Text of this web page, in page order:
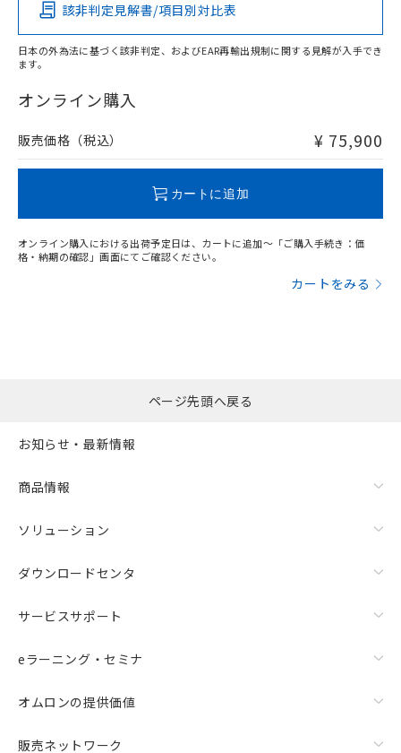
O
在庫等で未対応品が混在する可能性があります。
問い合わせください。
該非判定見解書/項目別対比表
日本の外為法に基づく該非判定、およびEAR再輸出規制に関する見解が入手でき
ます。
オンライン購入
販売価格（税込） ¥ 75,900
カートに追加
オンライン購入における出荷予定日は、カートに追加～「ご購入手続き：価
格・納期の確認」画面にてご確認ください。
カートをみる
ページ先頭へ戻る
お知らせ・最新情報
商品情報
ソリューション
ダウンロードセンタ
サービスサポート
eラーニング・セミナ
オムロンの提供価値
販売ネットワーク